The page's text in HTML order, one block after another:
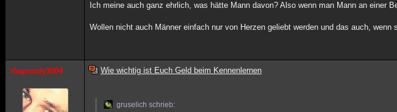
Ich meine auch ganz ehrlich, was hätte Mann davon? Also wenn man Mann an einer
Wollen nicht auch Männer einfach nur von Herzen geliebt werden und das auch,
rhapsody3004 Wie wichtig ist Euch Geld beim Kennenlernen
gruselich schrieb: